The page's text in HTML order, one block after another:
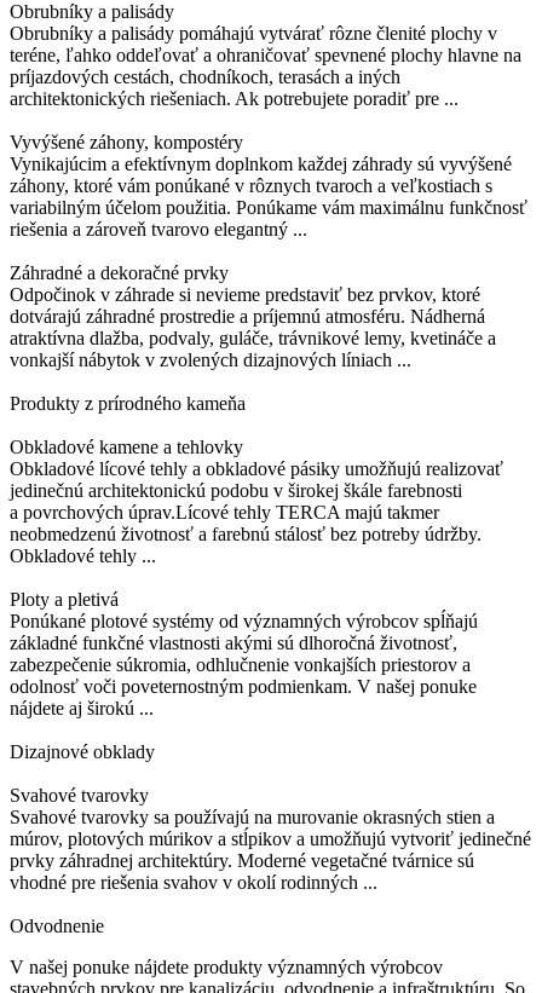
Obrubníky a palisády
Obrubníky a palisády pomáhajú vytvárať rôzne členité plochy v
teréne, ľahko oddeľovať a ohraničovať spevnené plochy hlavne na
príjazdových cestách, chodníkoch, terasách a iných
architektonických riešeniach. Ak potrebujete poradiť pre ...
Vyvýšené záhony, kompostéry
Vynikajúcim a efektívnym doplnkom každej záhrady sú vyvýšené
záhony, ktoré vám ponúkané v rôznych tvaroch a veľkostiach s
variabilným účelom použitia. Ponúkame vám maximálnu funkčnosť
riešenia a zároveň tvarovo elegantný ...
Záhradné a dekoračné prvky
Odpočinok v záhrade si nevieme predstaviť bez prvkov, ktoré
dotvárajú záhradné prostredie a príjemnú atmosféru. Nádherná
atraktívna dlažba, podvaly, guláče, trávnikové lemy, kvetináče a
vonkajší nábytok v zvolených dizajnových líniach ...
Produkty z prírodného kameňa
Obkladové kamene a tehlovky
Obkladové lícové tehly a obkladové pásiky umožňujú realizovať
jedinečnú architektonickú podobu v širokej škále farebnosti
a povrchových úprav.Lícové tehly TERCA majú takmer
neobmedzenú životnosť a farebnú stálosť bez potreby údržby.
Obkladové tehly ...
Ploty a pletivá
Ponúkané plotové systémy od významných výrobcov spĺňajú
základné funkčné vlastnosti akými sú dlhoročná životnosť,
zabezpečenie súkromia, odhlučnenie vonkajších priestorov a
odolnosť voči poveternostným podmienkam. V našej ponuke
nájdete aj širokú ...
Dizajnové obklady
Svahové tvarovky
Svahové tvarovky sa používajú na murovanie okrasných stien a
múrov, plotových múrikov a stĺpikov a umožňujú vytvoriť jedinečné
prvky záhradnej architektúry. Moderné vegetačné tvárnice sú
vhodné pre riešenia svahov v okolí rodinných ...
Odvodnenie
V našej ponuke nájdete produkty významných výrobcov